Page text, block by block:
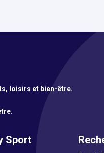
loisirs et bien-être.
Sport